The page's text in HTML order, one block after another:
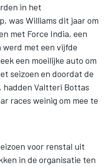
in het
was Williams dit jaar om
met Force India, een
met een vijfde
een moeilijke auto om
seizoen en doordat de
hadden Valtteri Bottas
races weinig om mee te
voor renstal uit
in de organisatie ten